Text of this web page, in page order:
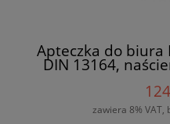
Apteczka do biura
DIN 13164,
zawiera 8% VAT,